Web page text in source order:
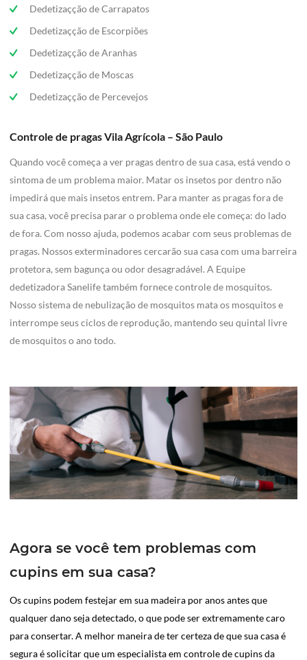
Dedetizaçção de Carrapatos
Dedetizaçção de Escorpiões
Dedetizaçção de Aranhas
Dedetizaçção de Moscas
Dedetizaçção de Percevejos
Controle de pragas Vila Agrícola – São Paulo
Quando você começa a ver pragas dentro de sua casa, está vendo o
sintoma de um problema maior. Matar os insetos por dentro não
impedirá que mais insetos entrem. Para manter as pragas fora de
sua casa, você precisa parar o problema onde ele começa: do lado
de fora. Com nosso ajuda, podemos acabar com seus problemas de
pragas. Nossos exterminadores cercarão sua casa com uma barreira
protetora, sem bagunça ou odor desagradável. A Equipe
dedetizadora Sanelife também fornece controle de mosquitos.
Nosso sistema de nebulização de mosquitos mata os mosquitos e
interrompe seus ciclos de reprodução, mantendo seu quintal livre
de mosquitos o ano todo.
Agora se você tem problemas com
cupins em sua casa?
Os cupins podem festejar em sua madeira por anos antes que
qualquer dano seja detectado, o que pode ser extremamente caro
para consertar. A melhor maneira de ter certeza de que sua casa é
segura é solicitar que um especialista em controle de cupins da